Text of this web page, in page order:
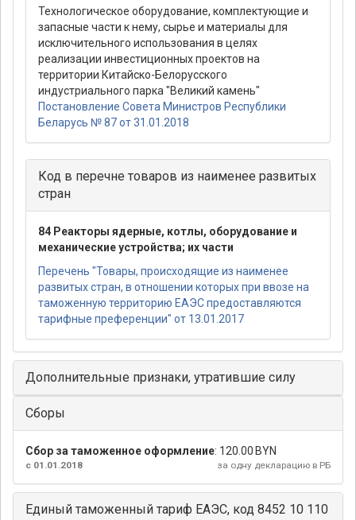
Технологическое оборудование, комплектующие и
запасные части к нему, сырье и материалы для
исключительного использования в целях
реализации инвестиционных проектов на
территории Китайско-Белорусского
индустриального парка "Великий камень"
Постановление Совета Министров Республики
Беларусь № 87 от 31.01.2018
Код в перечне товаров из наименее развитых
стран
84 Реакторы ядерные, котлы, оборудование и
механические устройства; их части
Перечень "Товары, происходящие из наименее
развитых стран, в отношении которых при ввозе на
таможенную территорию ЕАЭС предоставляются
тарифные преференции" от 13.01.2017
Дополнительные признаки, утратившие силу
Сборы
Сбор за таможенное оформление: 120.00 BYN
за одну декларацию в РБ
с 01.01.2018
Единый таможенный тариф ЕАЭС, код 8452 10 110